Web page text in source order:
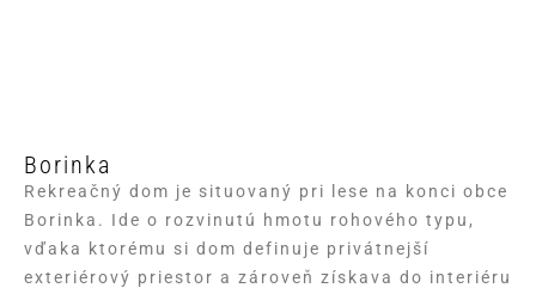
Borinka
Rekreačný dom je situovaný pri lese na konci obce
Borinka. Ide o rozvinutú hmotu rohového typu,
vďaka ktorému si dom definuje privátnejší
exteriérový priestor a zároveň získava do interiéru